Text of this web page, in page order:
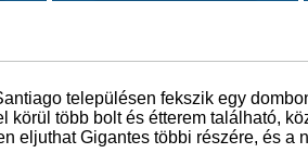
településen fekszik egy
több bolt és étterem található,
eljuthat Gigantes többi részére, és a